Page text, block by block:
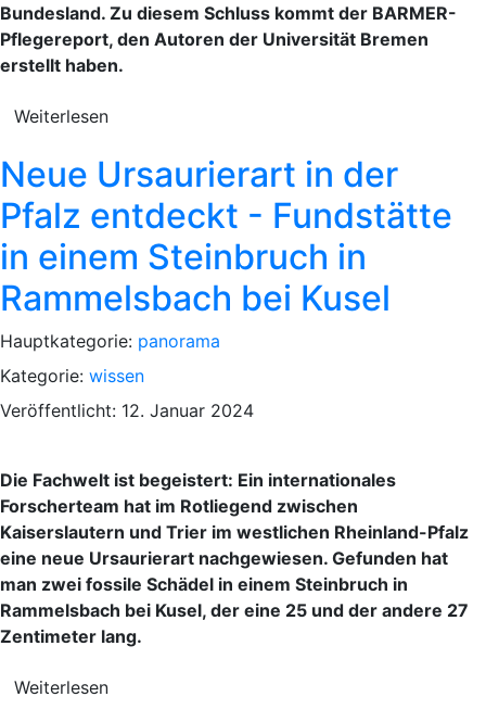
Bundesland. Zu diesem Schluss kommt der BARMER-
Pflegereport, den Autoren der Universität Bremen
erstellt haben.
Weiterlesen
Neue Ursaurierart in der
Pfalz entdeckt - Fundstätte
in einem Steinbruch in
Rammelsbach bei Kusel
Hauptkategorie: panorama
Kategorie: wissen
Veröffentlicht: 12. Januar 2024
Die Fachwelt ist begeistert: Ein internationales
Forscherteam hat im Rotliegend zwischen
Kaiserslautern und Trier im westlichen Rheinland-Pfalz
eine neue Ursaurierart nachgewiesen. Gefunden hat
man zwei fossile Schädel in einem Steinbruch in
Rammelsbach bei Kusel, der eine 25 und der andere 27
Zentimeter lang.
Weiterlesen